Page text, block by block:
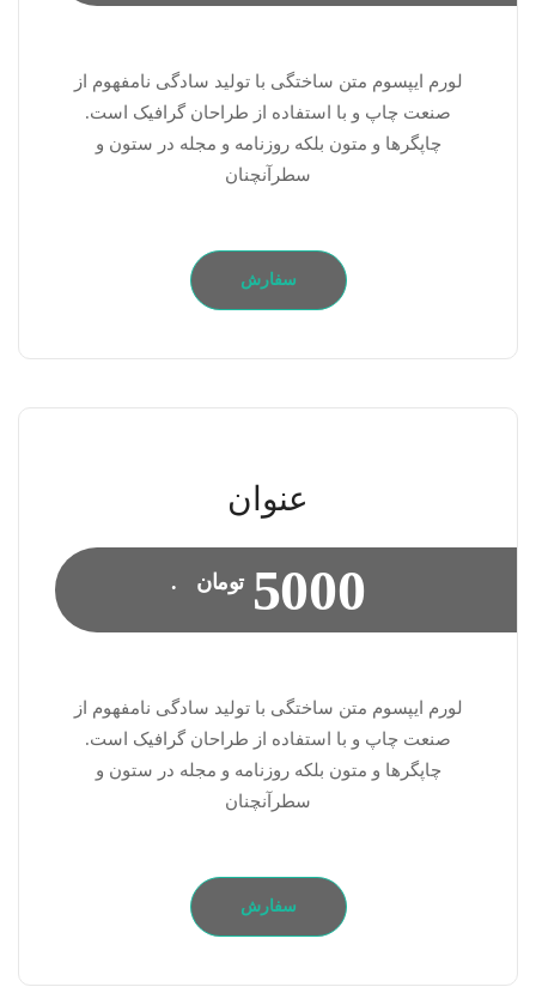
لورم ایپسوم متن ساختگی با تولید سادگی نامفهوم از
صنعت چاپ و با استفاده از طراحان گرافیک است.
چاپگرها و متون بلکه روزنامه و مجله در ستون و
سطرآنچنان
سفارش
عنوان
5000 تومان .
لورم ایپسوم متن ساختگی با تولید سادگی نامفهوم از
صنعت چاپ و با استفاده از طراحان گرافیک است.
چاپگرها و متون بلکه روزنامه و مجله در ستون و
سطرآنچنان
سفارش